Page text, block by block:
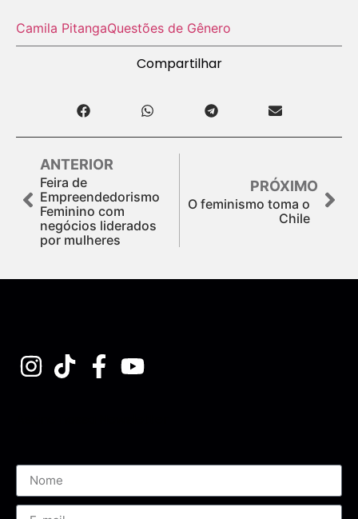
Camila PitangaQuestões de Gênero
Compartilhar
ANTERIOR
Feira de
Empreendedorismo
Feminino com
negócios liderados
por mulheres
PRÓXIMO
O feminismo toma o
Chile